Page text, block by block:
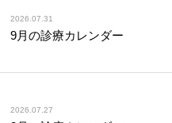
2026.07.31
9月の診療カレンダー
2026.07.27